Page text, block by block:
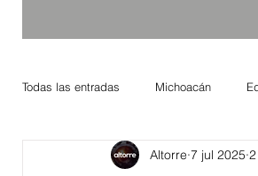
Todas las entradas Michoacán
Nacional Internacional
Altorre 7 jul 2025